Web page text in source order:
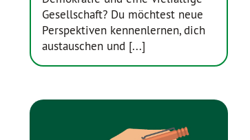
Gesellschaft? Du möchtest neue
Perspektiven kennenlernen, dich
austauschen und [...]